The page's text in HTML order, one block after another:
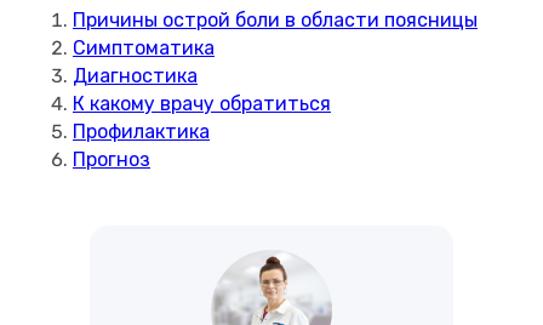
Причины острой боли в области поясницы
Симптоматика
Диагностика
К какому врачу обратиться
Профилактика
Прогноз